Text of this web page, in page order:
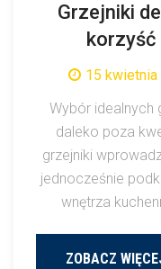
Grzejniki
korzyść
15 kwietnia
Wybór idealnych
daleko poza
grzejniki
jednocześnie
wnętrza
ZOBACZ